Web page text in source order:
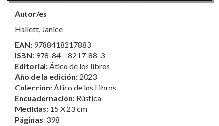
Autor/es
Hallett, Janice
EAN: 9788418217883
ISBN: 978-84-18217-88-3
Editorial:Ático de los libros
Año de la edición: 2023
Colección:Ático de los Libros
Encuadernación: Rústica
Medidas: 15 X 23 cm.
Páginas: 398